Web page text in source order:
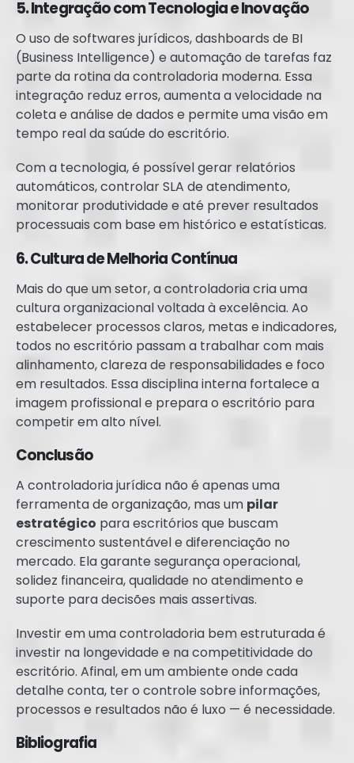
5. Integração com Tecnologia e Inovação
O uso de softwares jurídicos, dashboards de BI
(Business Intelligence) e automação de tarefas faz
parte da rotina da controladoria moderna. Essa
integração reduz erros, aumenta a velocidade na
coleta e análise de dados e permite uma visão em
tempo real da saúde do escritório.
Com a tecnologia, é possível gerar relatórios
automáticos, controlar SLA de atendimento,
monitorar produtividade e até prever resultados
processuais com base em histórico e estatísticas.
6. Cultura de Melhoria Contínua
Mais do que um setor, a controladoria cria uma
cultura organizacional voltada à excelência. Ao
estabelecer processos claros, metas e indicadores,
todos no escritório passam a trabalhar com mais
alinhamento, clareza de responsabilidades e foco
em resultados. Essa disciplina interna fortalece a
imagem profissional e prepara o escritório para
competir em alto nível.
Conclusão
A controladoria jurídica não é apenas uma
ferramenta de organização, mas um pilar
estratégico para escritórios que buscam
crescimento sustentável e diferenciação no
mercado. Ela garante segurança operacional,
solidez financeira, qualidade no atendimento e
suporte para decisões mais assertivas.
Investir em uma controladoria bem estruturada é
investir na longevidade e na competitividade do
escritório. Afinal, em um ambiente onde cada
detalhe conta, ter o controle sobre informações,
processos e resultados não é luxo — é necessidade.
Bibliografia